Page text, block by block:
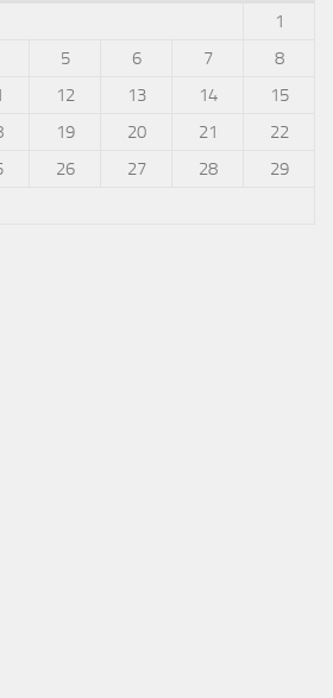
1
5 6 7
8
12 13 14
15
19 20 21
22
26 27 28
29